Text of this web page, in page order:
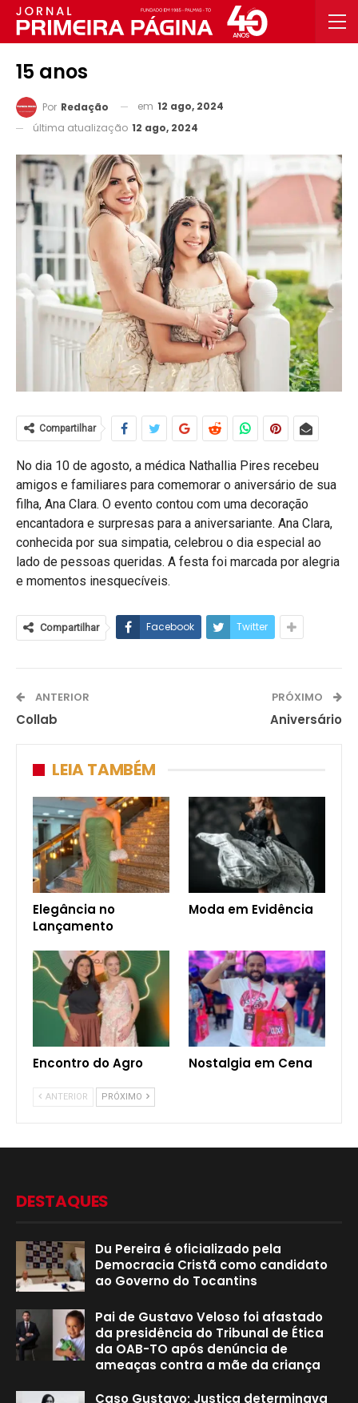
15 anos
Por Redação em 12 ago, 2024
última atualização 12 ago, 2024
Compartilhar
No dia 10 de agosto, a médica Nathallia Pires recebeu
amigos e familiares para comemorar o aniversário de sua
filha, Ana Clara. O evento contou com uma decoração
encantadora e surpresas para a aniversariante. Ana Clara,
conhecida por sua simpatia, celebrou o dia especial ao
lado de pessoas queridas. A festa foi marcada por alegria
e momentos inesquecíveis.
Compartilhar Facebook Twitter
ANTERIOR
Collab
PRÓXIMO
Aniversário
LEIA TAMBÉM
Elegância no
Lançamento
Moda em Evidência
Encontro do Agro Nostalgia em Cena
ANTERIOR PRÓXIMO
DESTAQUES
Du Pereira é oficializado pela
Democracia Cristã como candidato
ao Governo do Tocantins
Pai de Gustavo Veloso foi afastado
da presidência do Tribunal de Ética
da OAB-TO após denúncia de
ameaças contra a mãe da criança
Caso Gustavo; Justiça determinava